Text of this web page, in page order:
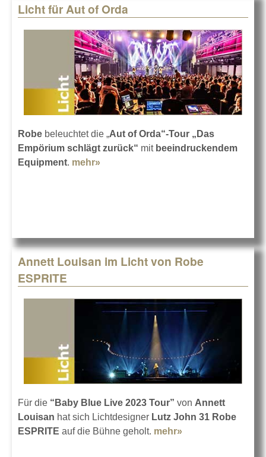
Licht für Aut of Orda
Robe beleuchtet die „Aut of Orda“-Tour „Das
Empörium schlägt zurück“ mit beeindruckendem
Equipment. mehr»
Annett Louisan im Licht von Robe
ESPRITE
Für die “Baby Blue Live 2023 Tour” von Annett
Louisan hat sich Lichtdesigner Lutz John 31 Robe
ESPRITE auf die Bühne geholt. mehr»